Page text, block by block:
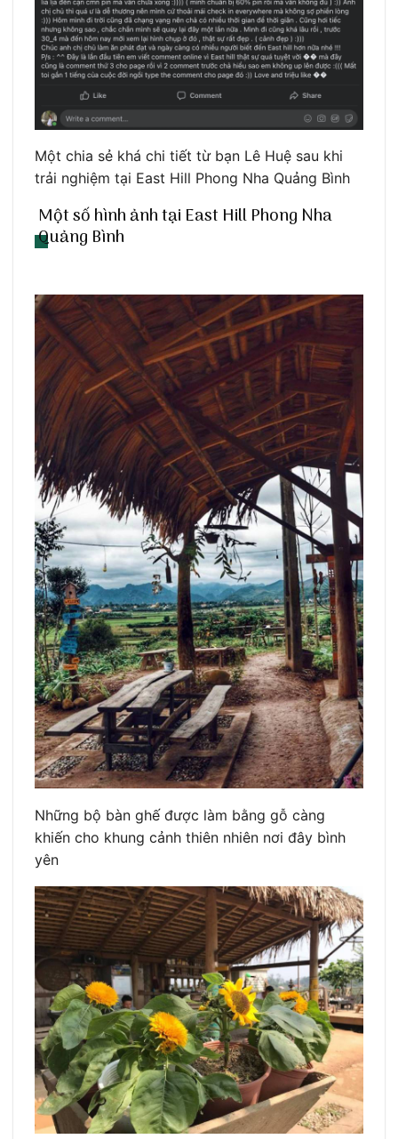
Một chia sẻ khá chi tiết từ bạn Lê Huệ sau khi
trải nghiệm tại East Hill Phong Nha Quảng Bình
Một số hình ảnh tại East Hill Phong Nha
Quảng Bình
Những bộ bàn ghế được làm bằng gỗ càng
khiến cho khung cảnh thiên nhiên nơi đây bình
yên